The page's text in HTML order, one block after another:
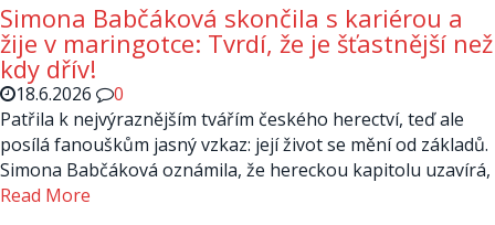
Simona Babčáková skončila s kariérou a
žije v maringotce: Tvrdí, že je šťastnější než
kdy dřív!
18.6.2026
0
Patřila k nejvýraznějším tvářím českého herectví, teď ale
posílá fanouškům jasný vzkaz: její život se mění od základů.
Simona Babčáková oznámila, že hereckou kapitolu uzavírá,
Read More